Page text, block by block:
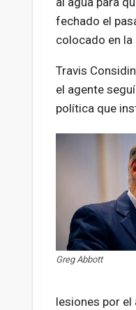
fechado el
colocado en la
Travis
el agente
política que
Greg Abbott
lesiones por